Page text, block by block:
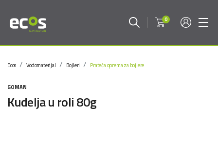
0
Ecos Vodomaterijal Bojleri Prateća oprema za bojlere
GOMAN
Kudelja u roli 80g